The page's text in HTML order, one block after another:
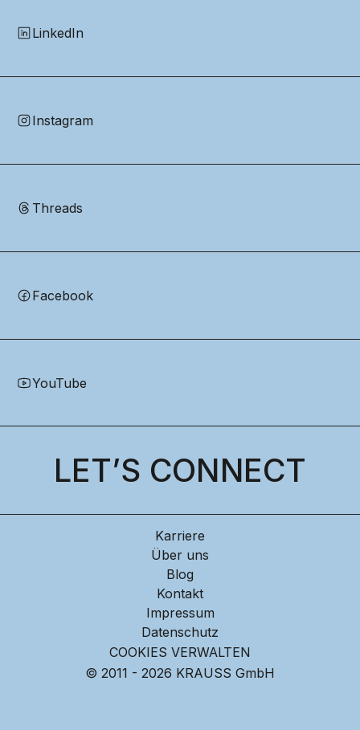
LinkedIn
Instagram
Threads
Facebook
YouTube
LET’S CONNECT
Karriere
Über uns
Blog
Kontakt
Impressum
Datenschutz
COOKIES VERWALTEN
© 2011 - 2026 KRAUSS GmbH